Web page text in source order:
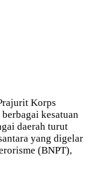
Korps
kesatuan
daerah turut
yang digelar
(BNPT),